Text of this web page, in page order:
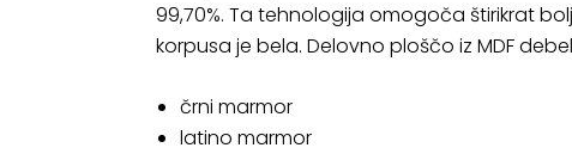
99,70%. Ta tehnologija omogoča štirikrat
korpusa je bela. Delovno ploščo iz MDF
črni marmor
latino marmor